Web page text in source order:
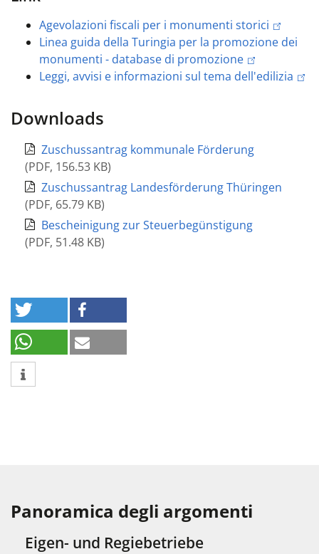
Agevolazioni fiscali per i monumenti storici
Linea guida della Turingia per la promozione dei
monumenti - database di promozione
Leggi, avvisi e informazioni sul tema dell'edilizia
Downloads
Zuschussantrag kommunale Förderung
(PDF, 156.53 KB)
Zuschussantrag Landesförderung Thüringen
(PDF, 65.79 KB)
Bescheinigung zur Steuerbegünstigung
(PDF, 51.48 KB)
Panoramica degli argomenti
Eigen- und Regiebetriebe